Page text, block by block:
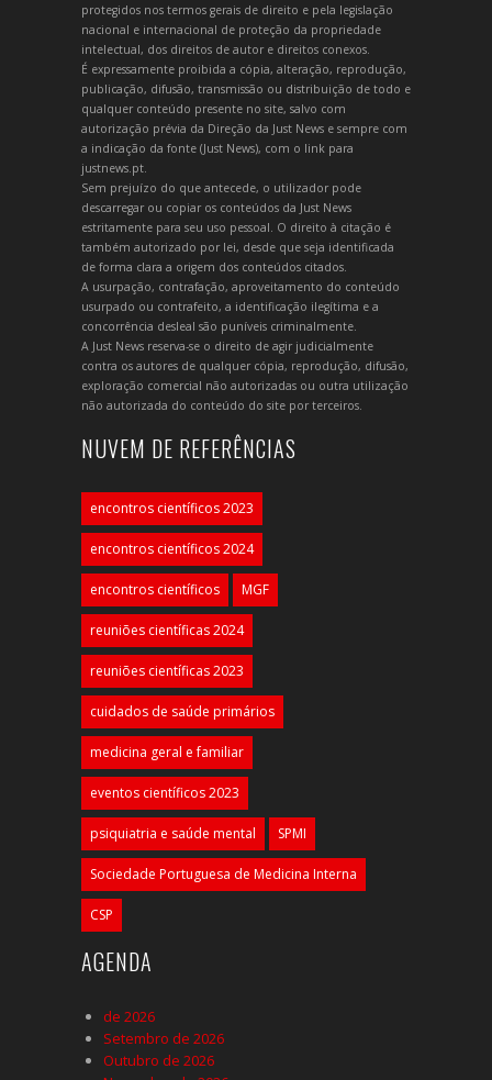
protegidos nos termos gerais de direito e pela legislação
nacional e internacional de proteção da propriedade
intelectual, dos direitos de autor e direitos conexos.
É expressamente proibida a cópia, alteração, reprodução,
publicação, difusão, transmissão ou distribuição de todo e
qualquer conteúdo presente no site, salvo com
autorização prévia da Direção da Just News e sempre com
a indicação da fonte (Just News), com o link para
justnews.pt.
Sem prejuízo do que antecede, o utilizador pode
descarregar ou copiar os conteúdos da Just News
estritamente para seu uso pessoal. O direito à citação é
também autorizado por lei, desde que seja identificada
de forma clara a origem dos conteúdos citados.
A usurpação, contrafação, aproveitamento do conteúdo
usurpado ou contrafeito, a identificação ilegítima e a
concorrência desleal são puníveis criminalmente.
A Just News reserva-se o direito de agir judicialmente
contra os autores de qualquer cópia, reprodução, difusão,
exploração comercial não autorizadas ou outra utilização
não autorizada do conteúdo do site por terceiros.
NUVEM DE REFERÊNCIAS
encontros científicos 2023
encontros científicos 2024
encontros científicos MGF
reuniões científicas 2024
reuniões científicas 2023
cuidados de saúde primários
medicina geral e familiar
eventos científicos 2023
psiquiatria e saúde mental SPMI
Sociedade Portuguesa de Medicina Interna
CSP
AGENDA
de 2026
Setembro de 2026
Outubro de 2026